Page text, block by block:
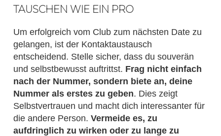
TAUSCHEN WIE EIN PRO
Um erfolgreich vom Club zum nächsten Date zu
gelangen, ist der Kontaktaustausch
entscheidend. Stelle sicher, dass du souverän
und selbstbewusst auftrittst. Frag nicht einfach
nach der Nummer, sondern biete an, deine
Nummer als erstes zu geben. Dies zeigt
Selbstvertrauen und macht dich interessanter für
die andere Person. Vermeide es, zu
aufdringlich zu wirken oder zu lange zu